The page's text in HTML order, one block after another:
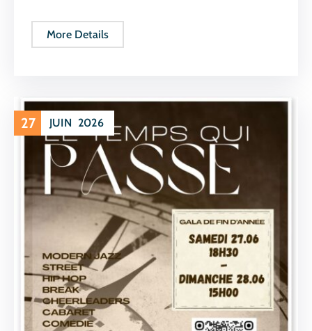
More Details
27 JUIN 2026